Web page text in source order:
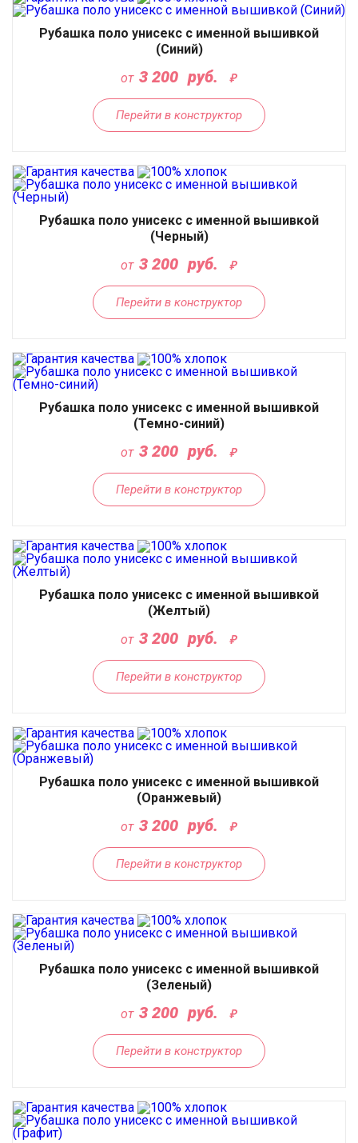
Рубашка поло унисекс с именной вышивкой
(Синий)
от 3 200 руб.
Перейти в конструктор
Рубашка поло унисекс с именной вышивкой
(Черный)
от 3 200 руб.
Перейти в конструктор
Рубашка поло унисекс с именной вышивкой
(Темно-синий)
от 3 200 руб.
Перейти в конструктор
Рубашка поло унисекс с именной вышивкой
(Желтый)
от 3 200 руб.
Перейти в конструктор
Рубашка поло унисекс с именной вышивкой
(Оранжевый)
от 3 200 руб.
Перейти в конструктор
Рубашка поло унисекс с именной вышивкой
(Зеленый)
от 3 200 руб.
Перейти в конструктор